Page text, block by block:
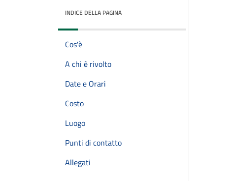
INDICE DELLA PAGINA
Cos'è
A chi è rivolto
Date e Orari
Costo
Luogo
Punti di contatto
Allegati